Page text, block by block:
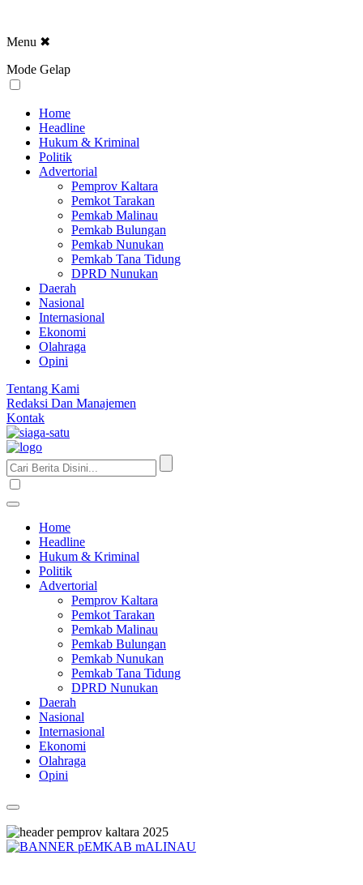
Menu ✖
Mode Gelap
Home
Headline
Hukum & Kriminal
Politik
Advertorial
Pemprov Kaltara
Pemkot Tarakan
Pemkab Malinau
Pemkab Bulungan
Pemkab Nunukan
Pemkab Tana Tidung
DPRD Nunukan
Daerah
Nasional
Internasional
Ekonomi
Olahraga
Opini
Tentang Kami
Redaksi Dan Manajemen
Kontak
Home
Headline
Hukum & Kriminal
Politik
Advertorial
Pemprov Kaltara
Pemkot Tarakan
Pemkab Malinau
Pemkab Bulungan
Pemkab Nunukan
Pemkab Tana Tidung
DPRD Nunukan
Daerah
Nasional
Internasional
Ekonomi
Olahraga
Opini